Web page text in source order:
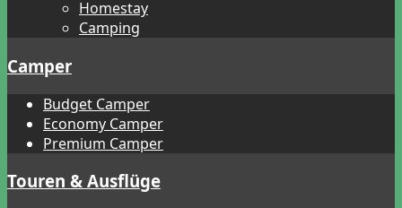
Homestay
Camping
Camper
Budget Camper
Economy Camper
Premium Camper
Touren & Ausflüge